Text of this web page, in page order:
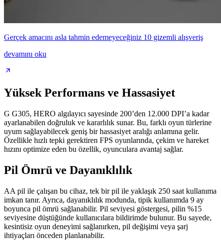
Gerçek amacını asla tahmin edemeyeceğiniz 10 gizemli alışveriş
devamını oku
Yüksek Performans ve Hassasiyet
G G305, HERO algılayıcı sayesinde 200’den 12.000 DPI’a kadar
ayarlanabilen doğruluk ve kararlılık sunar. Bu, farklı oyun türlerine
uyum sağlayabilecek geniş bir hassasiyet aralığı anlamına gelir.
Özellikle hızlı tepki gerektiren FPS oyunlarında, çekim ve hareket
hızını optimize eden bu özellik, oyunculara avantaj sağlar.
Pil Ömrü ve Dayanıklılık
AA pil ile çalışan bu cihaz, tek bir pil ile yaklaşık 250 saat kullanıma
imkan tanır. Ayrıca, dayanıklılık modunda, tipik kullanımda 9 ay
boyunca pil ömrü sağlanabilir. Pil seviyesi göstergesi, pilin %15
seviyesine düştüğünde kullanıcılara bildirimde bulunur. Bu sayede,
kesintisiz oyun deneyimi sağlanırken, pil değişimi veya şarj
ihtiyaçları önceden planlanabilir.